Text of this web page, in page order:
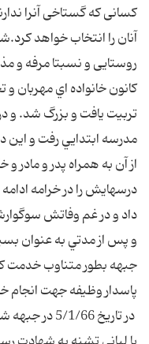
کسانی که گستاخی آنرا
آنان را انتخاب خواهد
روستايی و نسبتا مرفه و
كانون خانواده اي مهربان
تربيت يافت و بزرگ شد. و
مدرسه ابتدايي رفت و اين
از آن به همراه پدر و مادر
داد و در غم وفاتش
جبهه بطور متناوب خدمت
پاسدار وظيفه جهت انجام
در تاريخ 5/